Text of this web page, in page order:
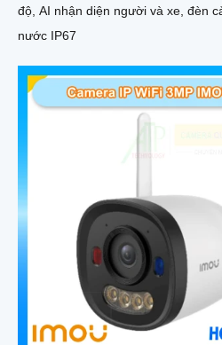
độ, AI nhận diện người và xe, đèn
nước IP67